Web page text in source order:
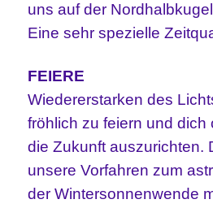
uns auf der
Eine sehr spezielle
FEIERE
Wiedererstarken des
fröhlich zu feiern und dich
die Zukunft auszurichten.
unsere Vorfahren zum
der Wintersonnenwende